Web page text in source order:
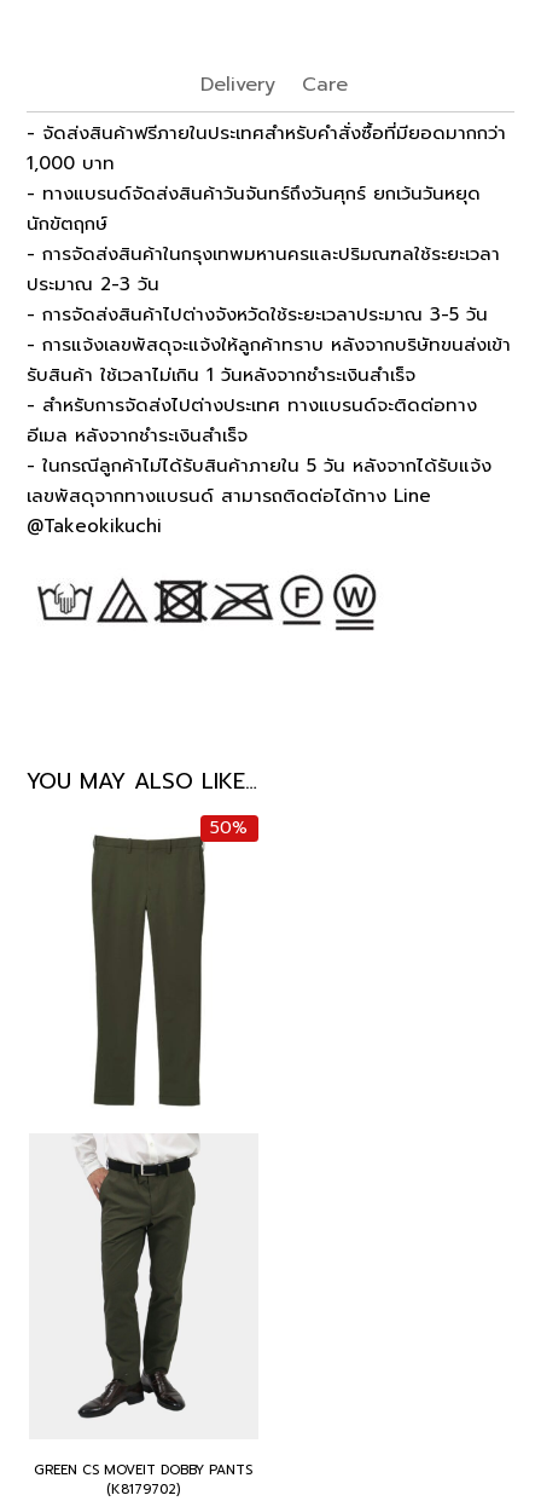
Delivery Care
- จัดส่งสินค้าฟรีภายในประเทศสำหรับคำสั่งซื้อที่มียอดมากกว่า
1,000 บาท
- ทางแบรนด์จัดส่งสินค้าวันจันทร์ถึงวันศุกร์ ยกเว้นวันหยุด
นักขัตฤกษ์
- การจัดส่งสินค้าในกรุงเทพมหานครและปริมณฑลใช้ระยะเวลา
ประมาณ 2-3 วัน
- การจัดส่งสินค้าไปต่างจังหวัดใช้ระยะเวลาประมาณ 3-5 วัน
- การแจ้งเลขพัสดุจะแจ้งให้ลูกค้าทราบ หลังจากบริษัทขนส่งเข้า
รับสินค้า ใช้เวลาไม่เกิน 1 วันหลังจากชำระเงินสำเร็จ
- สำหรับการจัดส่งไปต่างประเทศ ทางแบรนด์จะติดต่อทาง
อีเมล หลังจากชำระเงินสำเร็จ
- ในกรณีลูกค้าไม่ได้รับสินค้าภายใน 5 วัน หลังจากได้รับแจ้ง
เลขพัสดุจากทางแบรนด์ สามารถติดต่อได้ทาง Line
@Takeokikuchi
YOU MAY ALSO LIKE…
50%
GREEN CS MOVEIT DOBBY PANTS
(K8179702)